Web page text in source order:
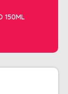
150ML